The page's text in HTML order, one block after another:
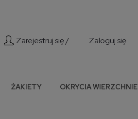
Zarejestruj się / Zaloguj się
ŻAKIETY OKRYCIA WIERZCHNIE